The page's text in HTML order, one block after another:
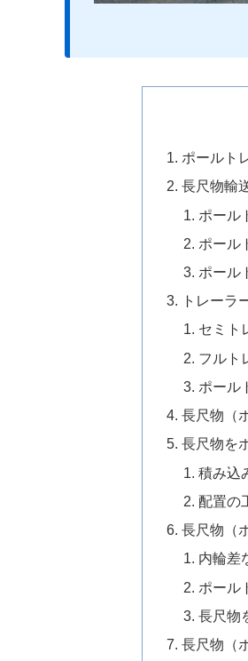
ポールト
長尺物輸
ポール
ポール
ポール
トレーラ
セミト
フルト
ポール
長尺物（
長尺物を
積み込
配置の
長尺物（
内輪差
ポール
長尺物
長尺物（